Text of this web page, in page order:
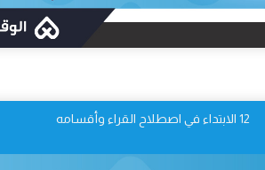
12 الابتداء في اصطلاح القراء وأقسامه